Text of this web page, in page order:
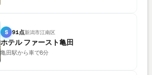
S 91点新潟市江南区
ホテル ファースト亀田
亀田駅から車で8分